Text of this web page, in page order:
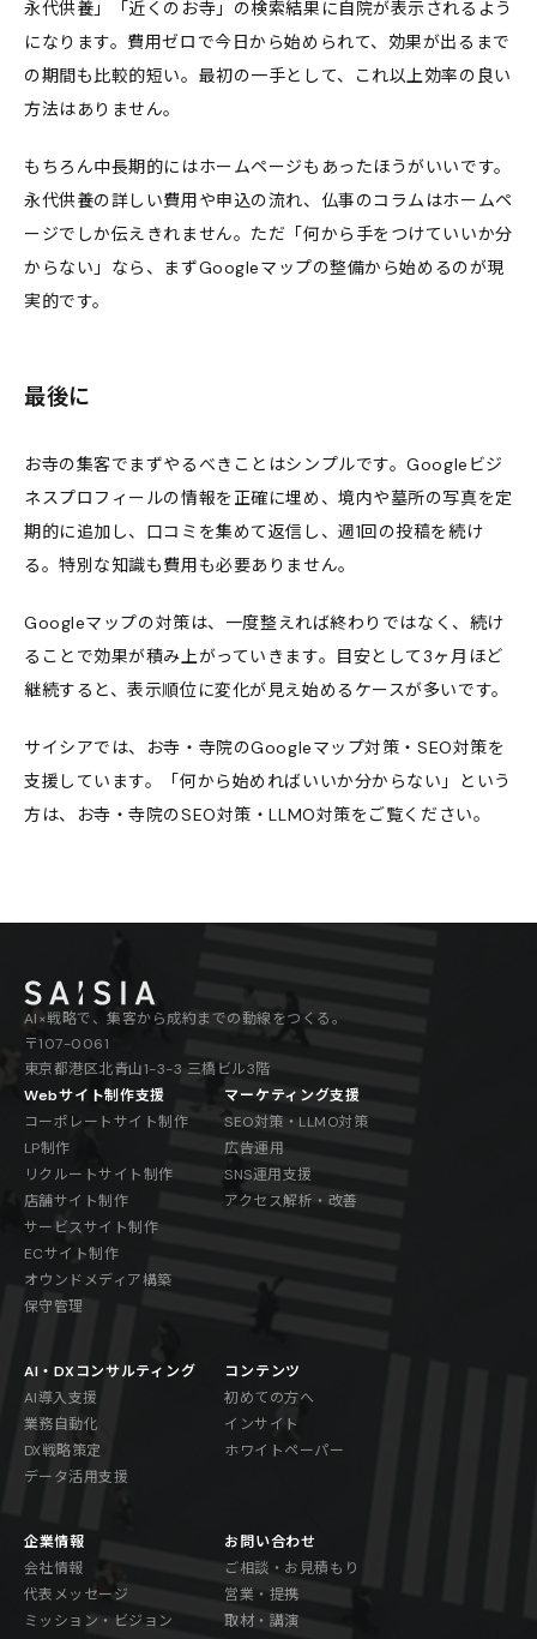
永代供養」「近くのお寺」の検索結果に自院が表示されるよう
になります。費用ゼロで今日から始められて、効果が出るまで
の期間も比較的短い。最初の一手として、これ以上効率の良い
方法はありません。
もちろん中長期的にはホームページもあったほうがいいです。
永代供養の詳しい費用や申込の流れ、仏事のコラムはホームペ
ージでしか伝えきれません。ただ「何から手をつけていいか分
からない」なら、まずGoogleマップの整備から始めるのが現
実的です。
最後に
お寺の集客でまずやるべきことはシンプルです。Googleビジ
ネスプロフィールの情報を正確に埋め、境内や墓所の写真を定
期的に追加し、口コミを集めて返信し、週1回の投稿を続け
る。特別な知識も費用も必要ありません。
Googleマップの対策は、一度整えれば終わりではなく、続け
ることで効果が積み上がっていきます。目安として3ヶ月ほど
継続すると、表示順位に変化が見え始めるケースが多いです。
サイシアでは、お寺・寺院のGoogleマップ対策・SEO対策を
支援しています。「何から始めればいいか分からない」という
方は、
お寺・寺院のSEO対策・LLMO対策をご覧ください。
AI×戦略で、集客から成約までの動線をつくる。
〒107-0061
東京都港区北青山1-3-3 三橋ビル3階
Webサイト制作支援
コーポレートサイト制作
LP制作
リクルートサイト制作
店舗サイト制作
サービスサイト制作
ECサイト制作
オウンドメディア構築
保守管理
マーケティング支援
SEO対策・LLMO対策
広告運用
SNS運用支援
アクセス解析・改善
AI・DXコンサルティング
AI導入支援
業務自動化
DX戦略策定
データ活用支援
コンテンツ
初めての方へ
インサイト
ホワイトペーパー
企業情報
会社情報
代表メッセージ
ミッション・ビジョン
お問い合わせ
ご相談・お見積もり
営業・提携
取材・講演